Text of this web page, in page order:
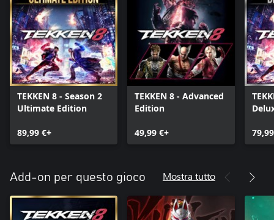
TEKKEN 8 - Season 2
Ultimate Edition
89,99 €+
TEKKEN 8 - Advanced
Edition
49,99 €+
Add-on per questo gioco Mostra tutto